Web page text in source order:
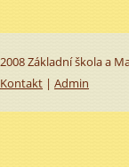
2008 Základní škola a
Kontakt | Admin